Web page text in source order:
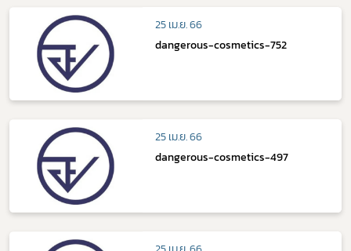
25 เม.ย. 66
dangerous-cosmetics-752
25 เม.ย. 66
dangerous-cosmetics-497